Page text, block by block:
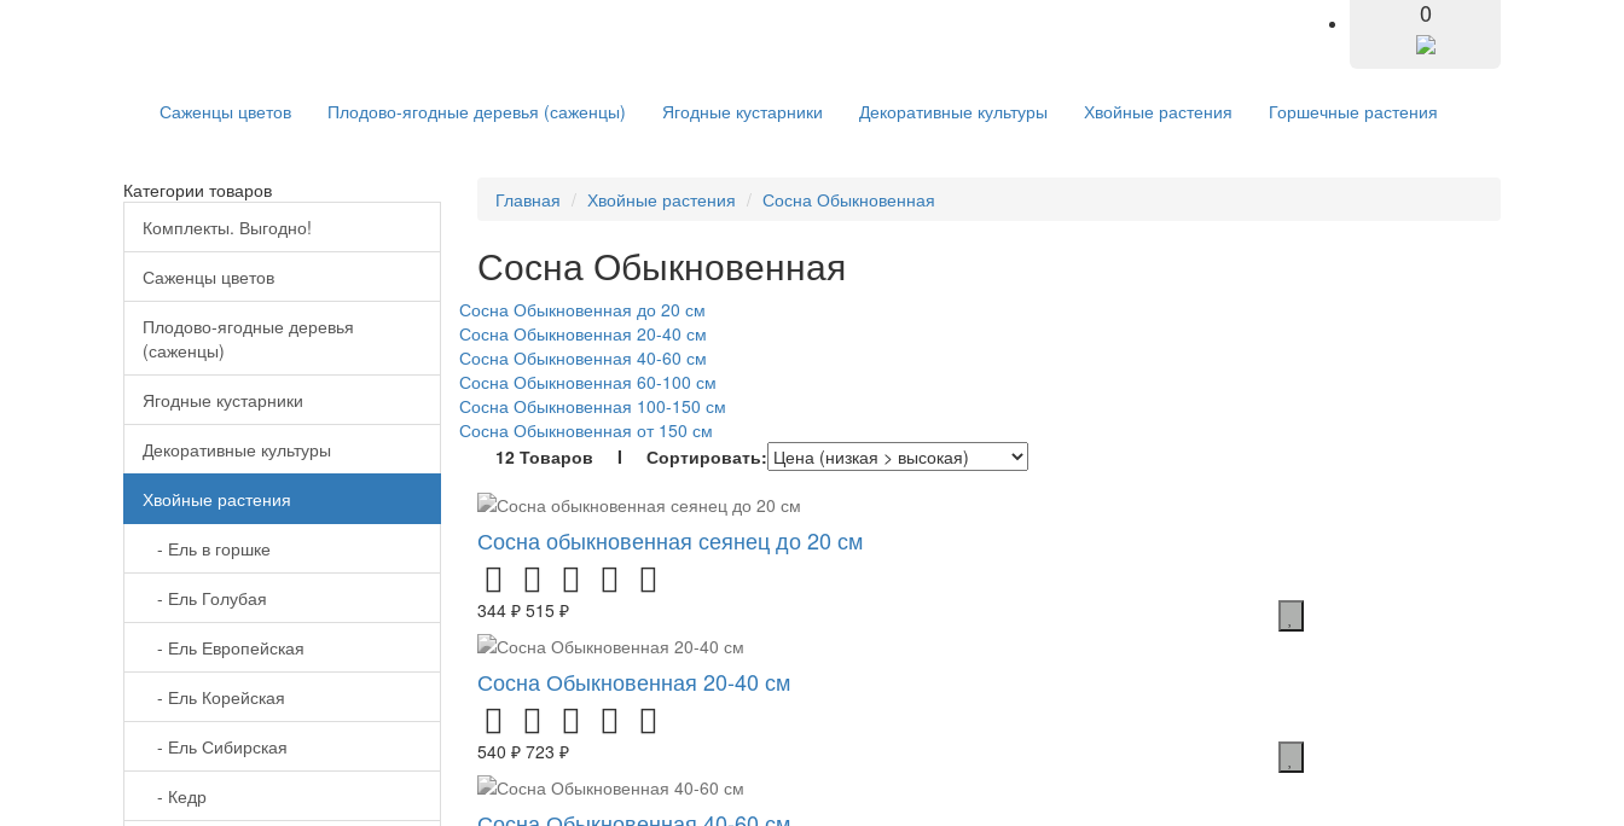
0
Саженцы цветов Плодово-ягодные деревья (саженцы) Ягодные кустарники Декоративные культуры Хвойные растения Горшечные растения
Категории товаров
Комплекты. Выгодно!
Саженцы цветов
Плодово-ягодные деревья
(саженцы)
Ягодные кустарники
Декоративные культуры
Хвойные растения
- Ель в горшке
- Ель Голубая
- Ель Европейская
- Ель Корейская
- Ель Сибирская
- Кедр
Главная Хвойные растения Сосна Обыкновенная
Сосна Обыкновенная
Сосна Обыкновенная до 20 см
Сосна Обыкновенная 20-40 см
Сосна Обыкновенная 40-60 см
Сосна Обыкновенная 60-100 см
Сосна Обыкновенная 100-150 см
Сосна Обыкновенная от 150 см
12 Товаров I Сортировать:
Сосна обыкновенная сеянец до 20 см
344 ₽ 515 ₽
Сосна Обыкновенная 20-40 см
540 ₽ 723 ₽